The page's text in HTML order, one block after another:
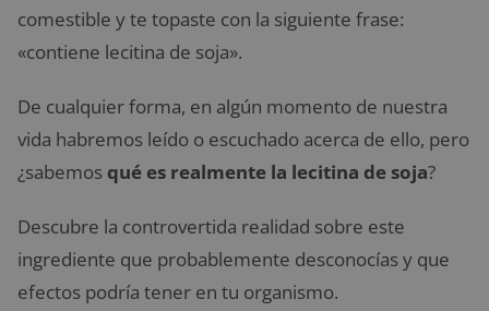
comestible y te topaste con la siguiente frase:
«contiene lecitina de soja».
De cualquier forma, en algún momento de nuestra
vida habremos leído o escuchado acerca de ello, pero
¿sabemos qué es realmente la lecitina de soja?
Descubre la controvertida realidad sobre este
ingrediente que probablemente desconocías y que
efectos podría tener en tu organismo.